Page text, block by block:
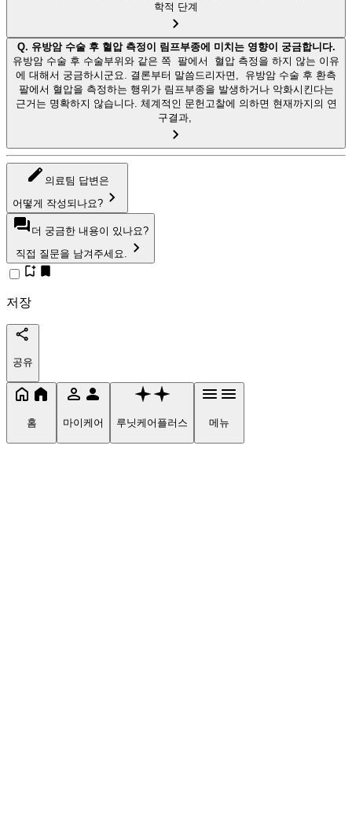
학적 단계
Q. 유방암 수술 후 혈압 측정이 림프부종에 미치는 영향이 궁금합니다.
유방암 수술 후 수술부위와 같은 쪽 팔에서 혈압 측정을 하지 않는 이유
에 대해서 궁금하시군요. 결론부터 말씀드리자면, 유방암 수술 후 환측
팔에서 혈압을 측정하는 행위가 림프부종을 발생하거나 악화시킨다는
근거는 명확하지 않습니다. 체계적인 문헌고찰에 의하면 현재까지의 연
구결과,
의료팀 답변은
어떻게 작성되나요?
더 궁금한 내용이 있나요?
직접 질문을 남겨주세요.
저장
공유
홈 마이케어 루닛케어플러스 메뉴